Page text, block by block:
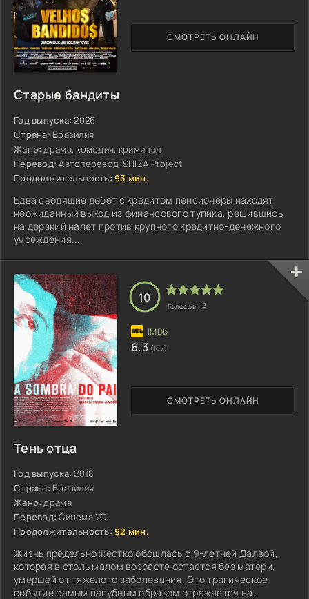
Старые бандиты
Год выпуска: 2026
Страна: Бразилия
Жанр: драма, комедия, криминал
Перевод: Автоперевод, SHIZA Project
Продолжительность: 93 мин.
Едва сводящие дебет с кредитом пенсионеры находят
неожиданный выход из финансового тупика, решившись
на дерзкий налет против крупного кредитно-денежного
учреждения...
СМОТРЕТЬ ОНЛАЙН
Тень отца
Год выпуска: 2018
Страна: Бразилия
Жанр: драма
Перевод: Синема УС
Продолжительность: 92 мин.
Жизнь предельно жестко обошлась с 9-летней Далвой,
которая в столь малом возрасте остается без матери,
умершей от тяжелого заболевания. Это трагическое
событие самым пагубным образом отражается на
СМОТРЕТЬ ОНЛАЙН
10
Голосов: 2
6.3 (187)